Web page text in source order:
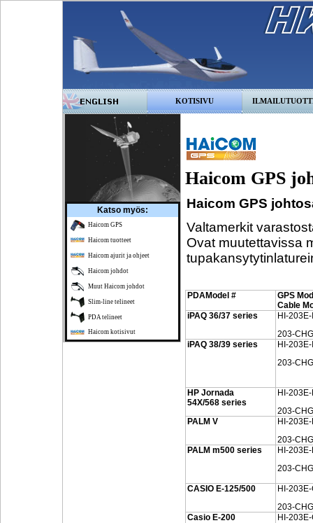
KOTISIVU
Katso myös:
Haicom GPS
Haicom tuotteet
Haicom ajurit ja ohjeet
Haicom johdot
Muut Haicom johdot
Slim-line telineet
PDA telineet
Haicom kotisivut
Haicom GPS
Haicom GPS
Valtamerkit
Ovat muutettavissa
PDAModel #
GPS
Cable
iPAQ 36/37 series
HI-
203-
iPAQ 38/39 series
HI-
203-
HP Jornada
54X/568 series
HI-
203-
PALM V
HI-
203-
PALM m500 series
HI-
203-
CASIO E-125/500
HI-
203-
Casio E-200
HI-